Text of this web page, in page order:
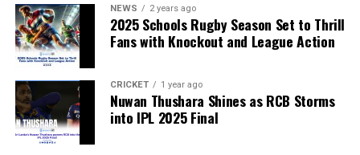
NEWS 2 years ago
2025 Schools Rugby Season Set to Thrill
Fans with Knockout and League Action
CRICKET 1 year ago
Nuwan Thushara Shines as RCB Storms
into IPL 2025 Final